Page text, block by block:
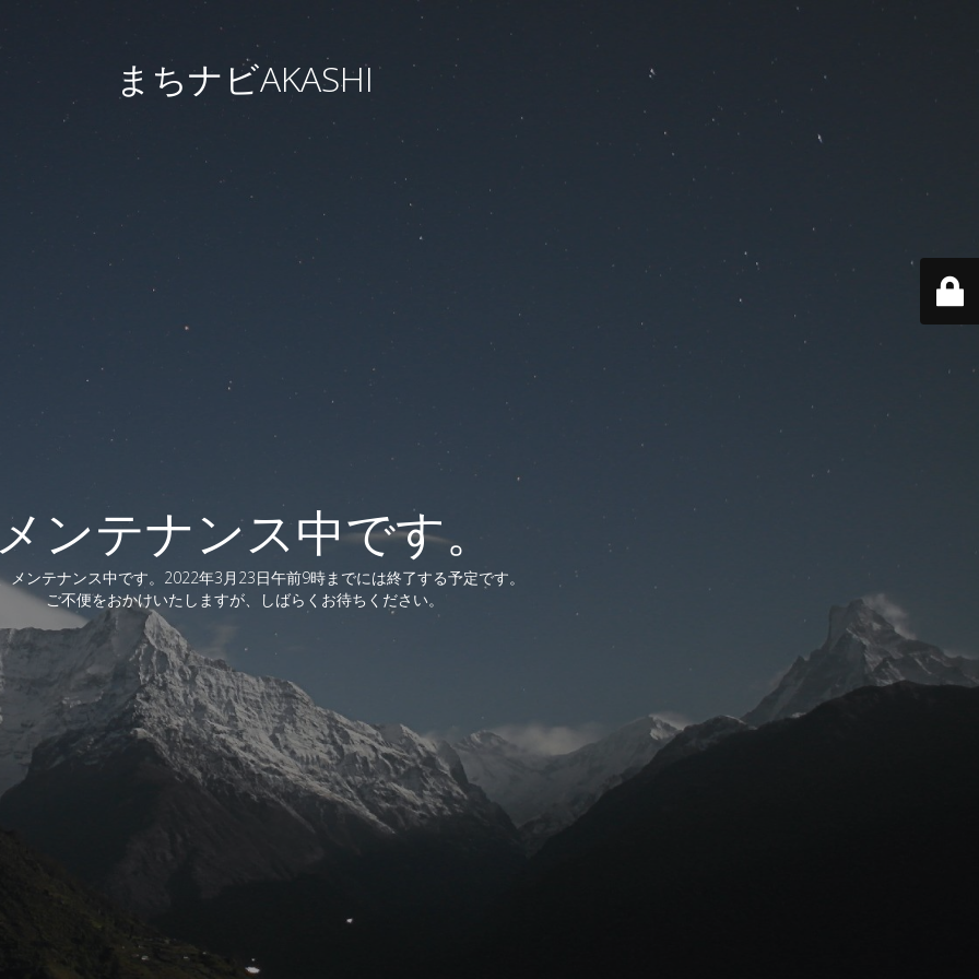
まちナビAKASHI
ンテナンス中です。
メンテナンス中です。2022年3月23日午前9時までには終了する予定です。
ご不便をおかけいたしますが、しばらくお待ちください。